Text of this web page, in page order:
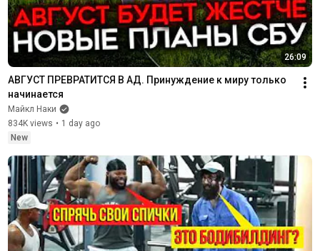
26:09
АВГУСТ ПРЕВРАТИТСЯ В АД. Принуждение к миру только
начинается
Майкл Наки
834K views • 1 day ago
New